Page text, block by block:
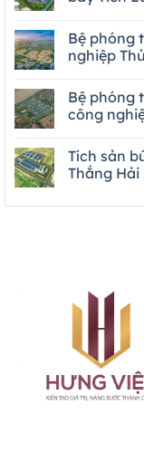
Bệ phóng
nghiệp
Bệ phóng
công
Tích sản
Thắng Hải